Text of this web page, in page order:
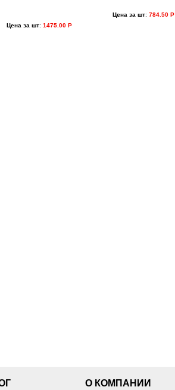
Цена за шт: 1475.00 Р
Цена за шт: 784.50 Р
О КОМПАНИИ